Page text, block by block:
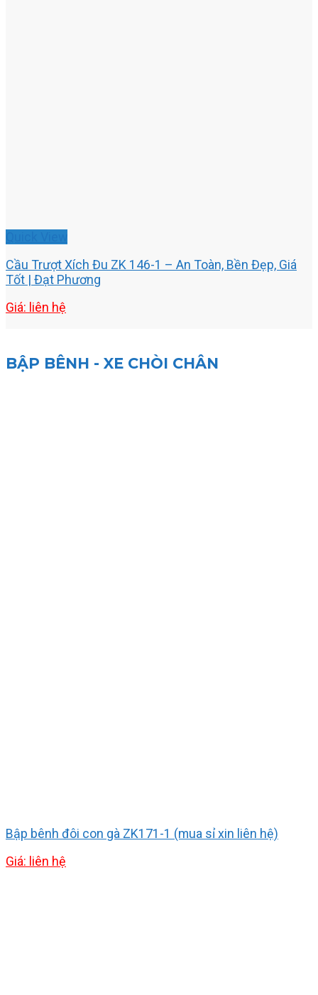
Cầu Trượt Xích Đu ZK 146-1 – An Toàn, Bền Đẹp, Giá
Tốt | Đạt Phương
Giá: liên hệ
BẬP BÊNH - XE CHÒI CHÂN
Bập bênh đôi con gà ZK171-1 (mua sỉ xin liên hệ)
Giá: liên hệ